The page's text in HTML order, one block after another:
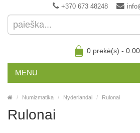
+370 673 48248
0 prekė(s) -
MENU
Numizmatika Nyderlandai Rulonai
Rulonai